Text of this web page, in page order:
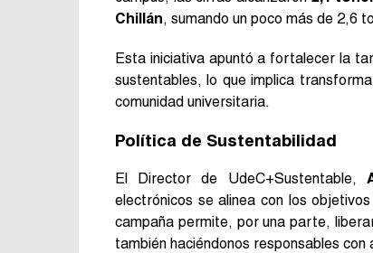
Chillán, sumando un poco más de 2,6
Esta iniciativa apuntó a fortalecer la
sustentables, lo que implica
comunidad universitaria.
Política de Sustentabilidad
El Director de UdeC+Sustentable,
electrónicos se alinea con los
campaña permite, por una parte,
también haciéndonos responsables